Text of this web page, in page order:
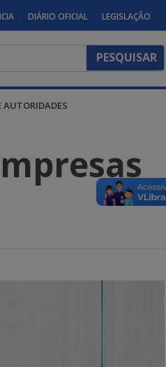
DIÁRIO OFICIAL LEGISLAÇÃO
AUTORIDADES